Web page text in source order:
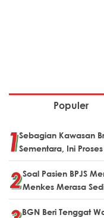
Populer
Sebagian Kawasan
Sementara, Ini
Soal Pasien BPJS
Menkes Merasa
BGN Beri Tenggat